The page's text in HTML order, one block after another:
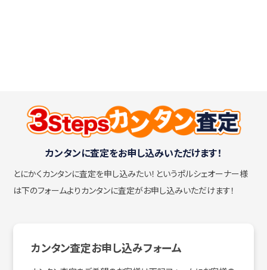
カンタンに査定をお申し込みいただけます！
とにかくカンタンに査定を申し込みたい！ というポルシェオーナー様
は下のフォームよりカンタンに査定がお申し込みいただけます！
カンタン査定お申し込みフォーム